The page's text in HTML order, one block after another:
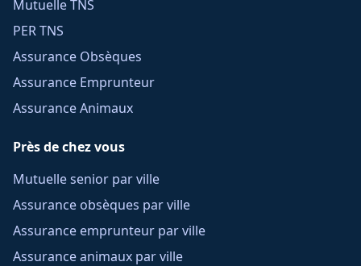
Mutuelle TNS
PER TNS
Assurance Obsèques
Assurance Emprunteur
Assurance Animaux
Près de chez vous
Mutuelle senior par ville
Assurance obsèques par ville
Assurance emprunteur par ville
Assurance animaux par ville